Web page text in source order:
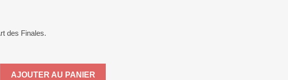
des Finales.
AJOUTER AU PANIER